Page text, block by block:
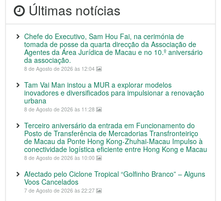
Últimas notícias
Chefe do Executivo, Sam Hou Fai, na cerimónia de
tomada de posse da quarta direcção da Associação de
Agentes da Área Jurídica de Macau e no 10.º aniversário
da associação.
8 de Agosto de 2026 às 12:04
Tam Vai Man instou a MUR a explorar modelos
inovadores e diversificados para impulsionar a renovação
urbana
8 de Agosto de 2026 às 11:28
Terceiro aniversário da entrada em Funcionamento do
Posto de Transferência de Mercadorias Transfronteiriço
de Macau da Ponte Hong Kong-Zhuhai-Macau Impulso à
conectividade logística eficiente entre Hong Kong e Macau
8 de Agosto de 2026 às 10:00
Afectado pelo Ciclone Tropical “Golfinho Branco” – Alguns
Voos Cancelados
7 de Agosto de 2026 às 22:27